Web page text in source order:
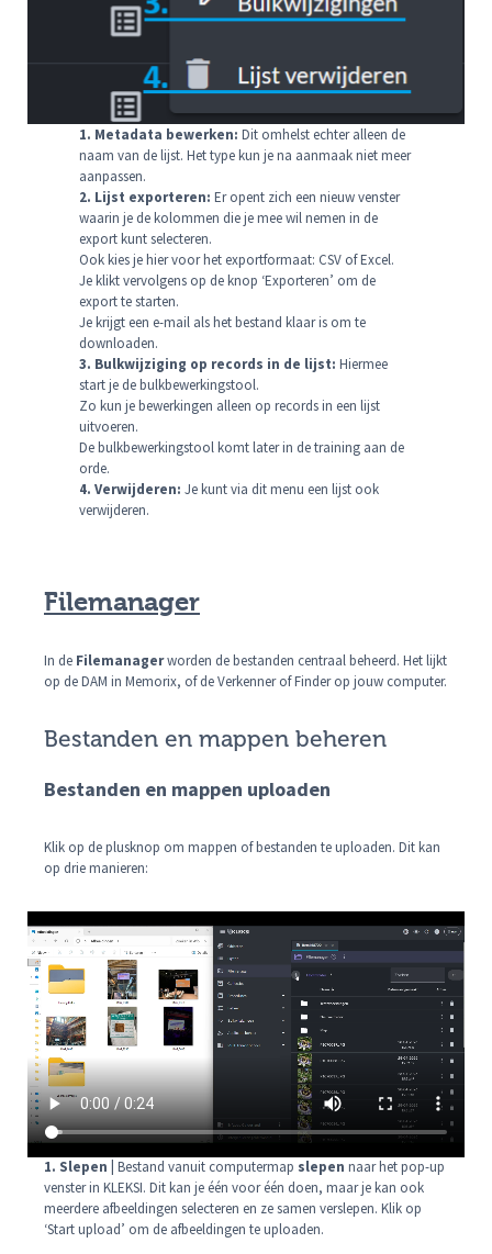
1. Metadata bewerken: Dit omhelst echter alleen de
naam van de lijst. Het type kun je na aanmaak niet meer
aanpassen.
2. Lijst exporteren: Er opent zich een nieuw venster
waarin je de kolommen die je mee wil nemen in de
export kunt selecteren.
Ook kies je hier voor het exportformaat: CSV of Excel.
Je klikt vervolgens op de knop ‘Exporteren’ om de
export te starten.
Je krijgt een e-mail als het bestand klaar is om te
downloaden.
3. Bulkwijziging op records in de lijst: Hiermee
start je de bulkbewerkingstool.
Zo kun je bewerkingen alleen op records in een lijst
uitvoeren.
De bulkbewerkingstool komt later in de training aan de
orde.
4. Verwijderen: Je kunt via dit menu een lijst ook
verwijderen.
Filemanager
In de Filemanagerworden de bestanden centraal beheerd. Het lijkt
op de DAM in Memorix, of de Verkenner of Finder op jouw computer.
Bestanden en mappen beheren
Bestanden en mappen uploaden
Klik op de plusknop om mappen of bestanden te uploaden. Dit kan
op drie manieren:
1. Slepen | Bestand vanuit computermap slepen naar het pop-up
venster in KLEKSI. Dit kan je één voor één doen, maar je kan ook
meerdere afbeeldingen selecteren en ze samen verslepen. Klik op
‘Start upload’ om de afbeeldingen te uploaden.